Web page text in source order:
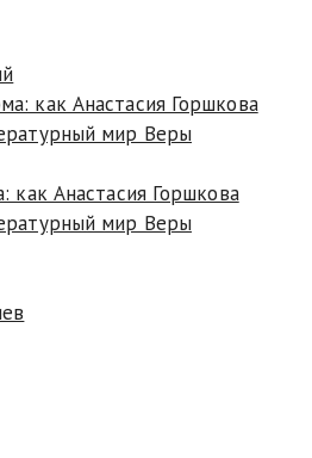
как Анастасия Горшкова
мир Веры